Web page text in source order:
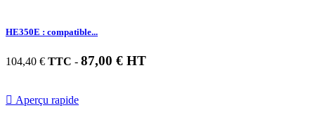
HE350E : compatible...
104,40 € TTC - 87,00 € HT
 Aperçu rapide